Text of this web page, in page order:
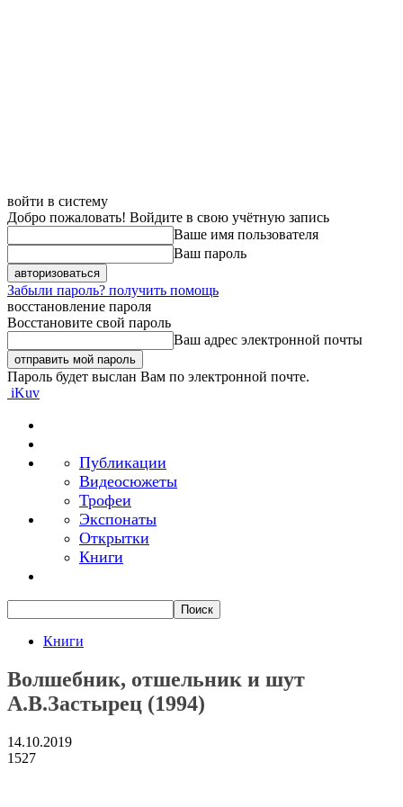
войти в систему
Добро пожаловать! Войдите в свою учётную запись
Ваше имя пользователя
Ваш пароль
Забыли пароль? получить помощь
восстановление пароля
Восстановите свой пароль
Ваш адрес электронной почты
Пароль будет выслан Вам по электронной почте.
iKuv
Публикации
Видеосюжеты
Трофеи
Экспонаты
Открытки
Книги
Книги
Волшебник, отшельник и шут
А.В.Застырец (1994)
14.10.2019
1527